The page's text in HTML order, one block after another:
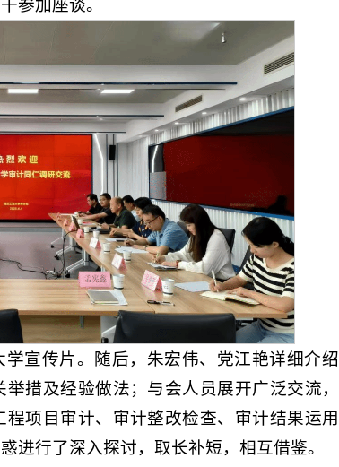
参加座谈。
宣传片。随后，朱宏伟、党江艳详细介绍
措及经验做法；与会人员展开广泛交流，
项目审计、审计整改检查、审计结果运用
进行了深入探讨，取长补短，相互借鉴。